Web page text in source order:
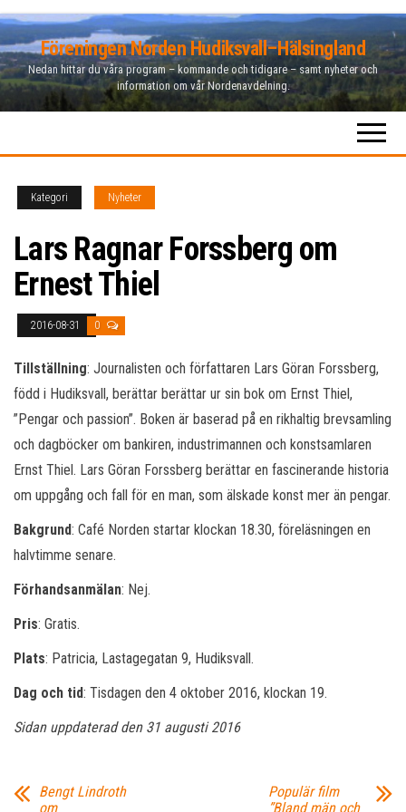
Hoppa
till
innehåll
Föreningen Norden Hudiksvall–Hälsingland
Nedan hittar du våra program – kommande och tidigare – samt nyheter och
information om vår Nordenavdelning.
Kategori Nyheter
Lars Ragnar Forssberg om
Ernest Thiel
2016-08-31 0
Tillställning: Journalisten och författaren Lars Göran Forssberg,
född i Hudiksvall, berättar berättar ur sin bok om Ernst Thiel,
”Pengar och passion”. Boken är baserad på en rikhaltig brevsamling
och dagböcker om bankiren, industrimannen och konstsamlaren
Ernst Thiel. Lars Göran Forssberg berättar en fascinerande historia
om uppgång och fall för en man, som älskade konst mer än pengar.
Bakgrund: Café Norden startar klockan 18.30, föreläsningen en
halvtimme senare.
Förhandsanmälan: Nej.
Pris: Gratis.
Plats: Patricia, Lastagegatan 9, Hudiksvall.
Dag och tid: Tisdagen den 4 oktober 2016, klockan 19.
Sidan uppdaterad den 31 augusti 2016
Bengt Lindroth
om
Populär film
”Bland män och